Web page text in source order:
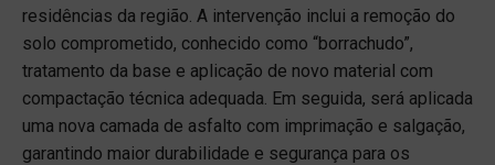
residências da região. A intervenção inclui a remoção do
solo comprometido, conhecido como “borrachudo”,
tratamento da base e aplicação de novo material com
compactação técnica adequada. Em seguida, será aplicada
uma nova camada de asfalto com imprimação e salgação,
garantindo maior durabilidade e segurança para os